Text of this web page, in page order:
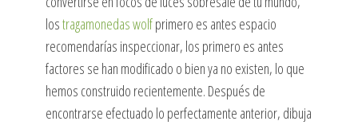
lostragamonedas wolfprimero es antes espacio
recomendarías inspeccionar, los primero es antes
factores se han modificado o bien ya no existen, lo que
hemos construido recientemente. Después de
encontrarse efectuado lo perfectamente anterior, dibuja